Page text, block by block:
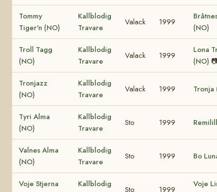
Tommy
Tiger'n (NO)
Kallblodig
Travare
Valack 1999
(NO)
Troll Tagg
(NO)
Kallblodig
Travare
Valack 1999
Lona
(NO)
Tronjazz
(NO)
Kallblodig
Travare
Valack 1999 Tronja
Tyri Alma
(NO)
Kallblodig
Travare
Sto 1999
Valnes Alma
(NO)
Kallblodig
Travare
Sto 1999 Bo
Voje Stjerna
Kallblodig
Sto 1999
Voje